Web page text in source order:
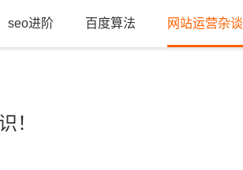
seo进阶 百度算法 网站运营杂谈
！